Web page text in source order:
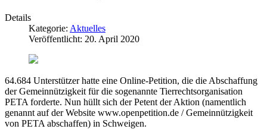
Details
Kategorie: Aktuelles
Veröffentlicht: 20. April 2020
64.684 Unterstützer hatte eine Online-Petition, die die Abschaffung
der Gemeinnützigkeit für die sogenannte Tierrechtsorganisation
PETA forderte. Nun hüllt sich der Petent der Aktion (namentlich
genannt auf der Website www.openpetition.de / Gemeinnützigkeit
von PETA abschaffen) in Schweigen.